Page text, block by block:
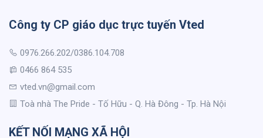
Công ty CP giáo dục trực tuyến Vted
0976.266.202/0386.104.708
0466 864 535
vted.vn@gmail.com
Toà nhà The Pride - Tố Hữu - Q. Hà Đông - Tp. Hà Nội
KẾT NỐI MẠNG XÃ HỘI